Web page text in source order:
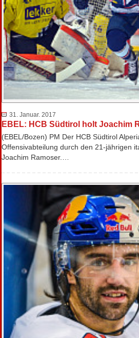
31. Januar. 2017
EBEL: HCB Südtirol holt Joachim
(EBEL/Bozen) PM Der HCB Südtirol
Offensivabteilung durch den 21-jährigen
Joachim Ramoser.…